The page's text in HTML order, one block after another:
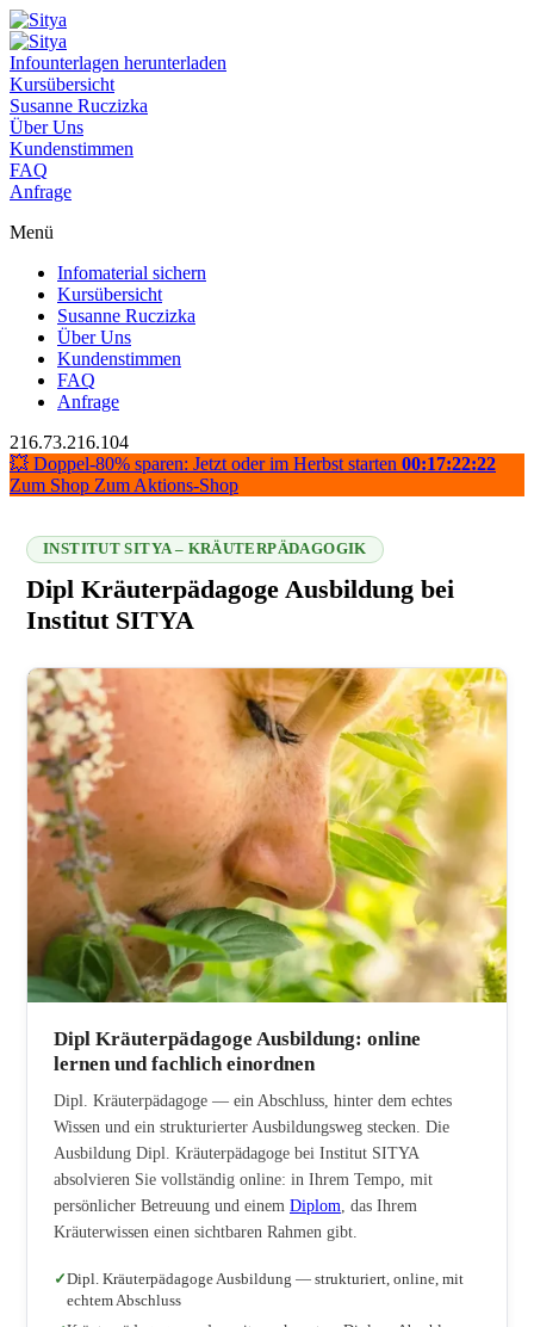
Infounterlagen herunterladen
Kursübersicht
Susanne Ruczizka
Über Uns
Kundenstimmen
FAQ
Anfrage
Menü
Infomaterial sichern
Kursübersicht
Susanne Ruczizka
Über Uns
Kundenstimmen
FAQ
Anfrage
216.73.216.104
💥 Doppel-80% sparen: Jetzt oder im Herbst starten 00:17:22:22
Zum Shop Zum Aktions-Shop
INSTITUT SITYA – KRÄUTERPÄDAGOGIK
Dipl Kräuterpädagoge Ausbildung bei
Institut SITYA
216.73.216.104 2026-08-09 06:36:31
Dipl Kräuterpädagoge Ausbildung: online
lernen und fachlich einordnen
Dipl. Kräuterpädagoge — ein Abschluss, hinter dem echtes
Wissen und ein strukturierter Ausbildungsweg stecken. Die
Ausbildung Dipl. Kräuterpädagoge bei Institut SITYA
absolvieren Sie vollständig online: in Ihrem Tempo, mit
persönlicher Betreuung und einem Diplom , das Ihrem
Kräuterwissen einen sichtbaren Rahmen gibt.
Dipl. Kräuterpädagoge Ausbildung — strukturiert, online, mit
echtem Abschluss